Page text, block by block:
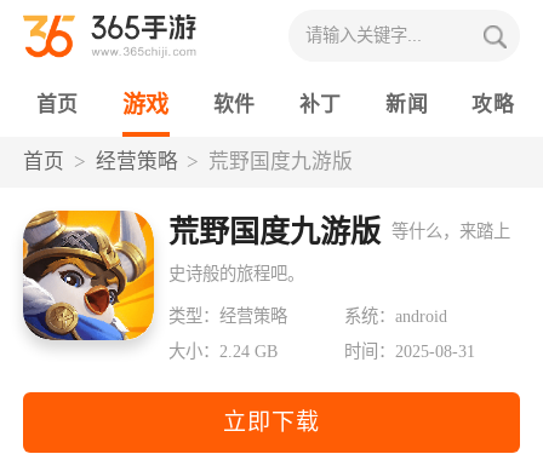
首页 游戏 软件 补丁 新闻 攻略
首页 经营策略 荒野国度九游版
荒野国度九游版 等什么，来踏上
史诗般的旅程吧。
类型：经营策略
系统：android
大小：2.24 GB
时间：2025-08-31
立即下载